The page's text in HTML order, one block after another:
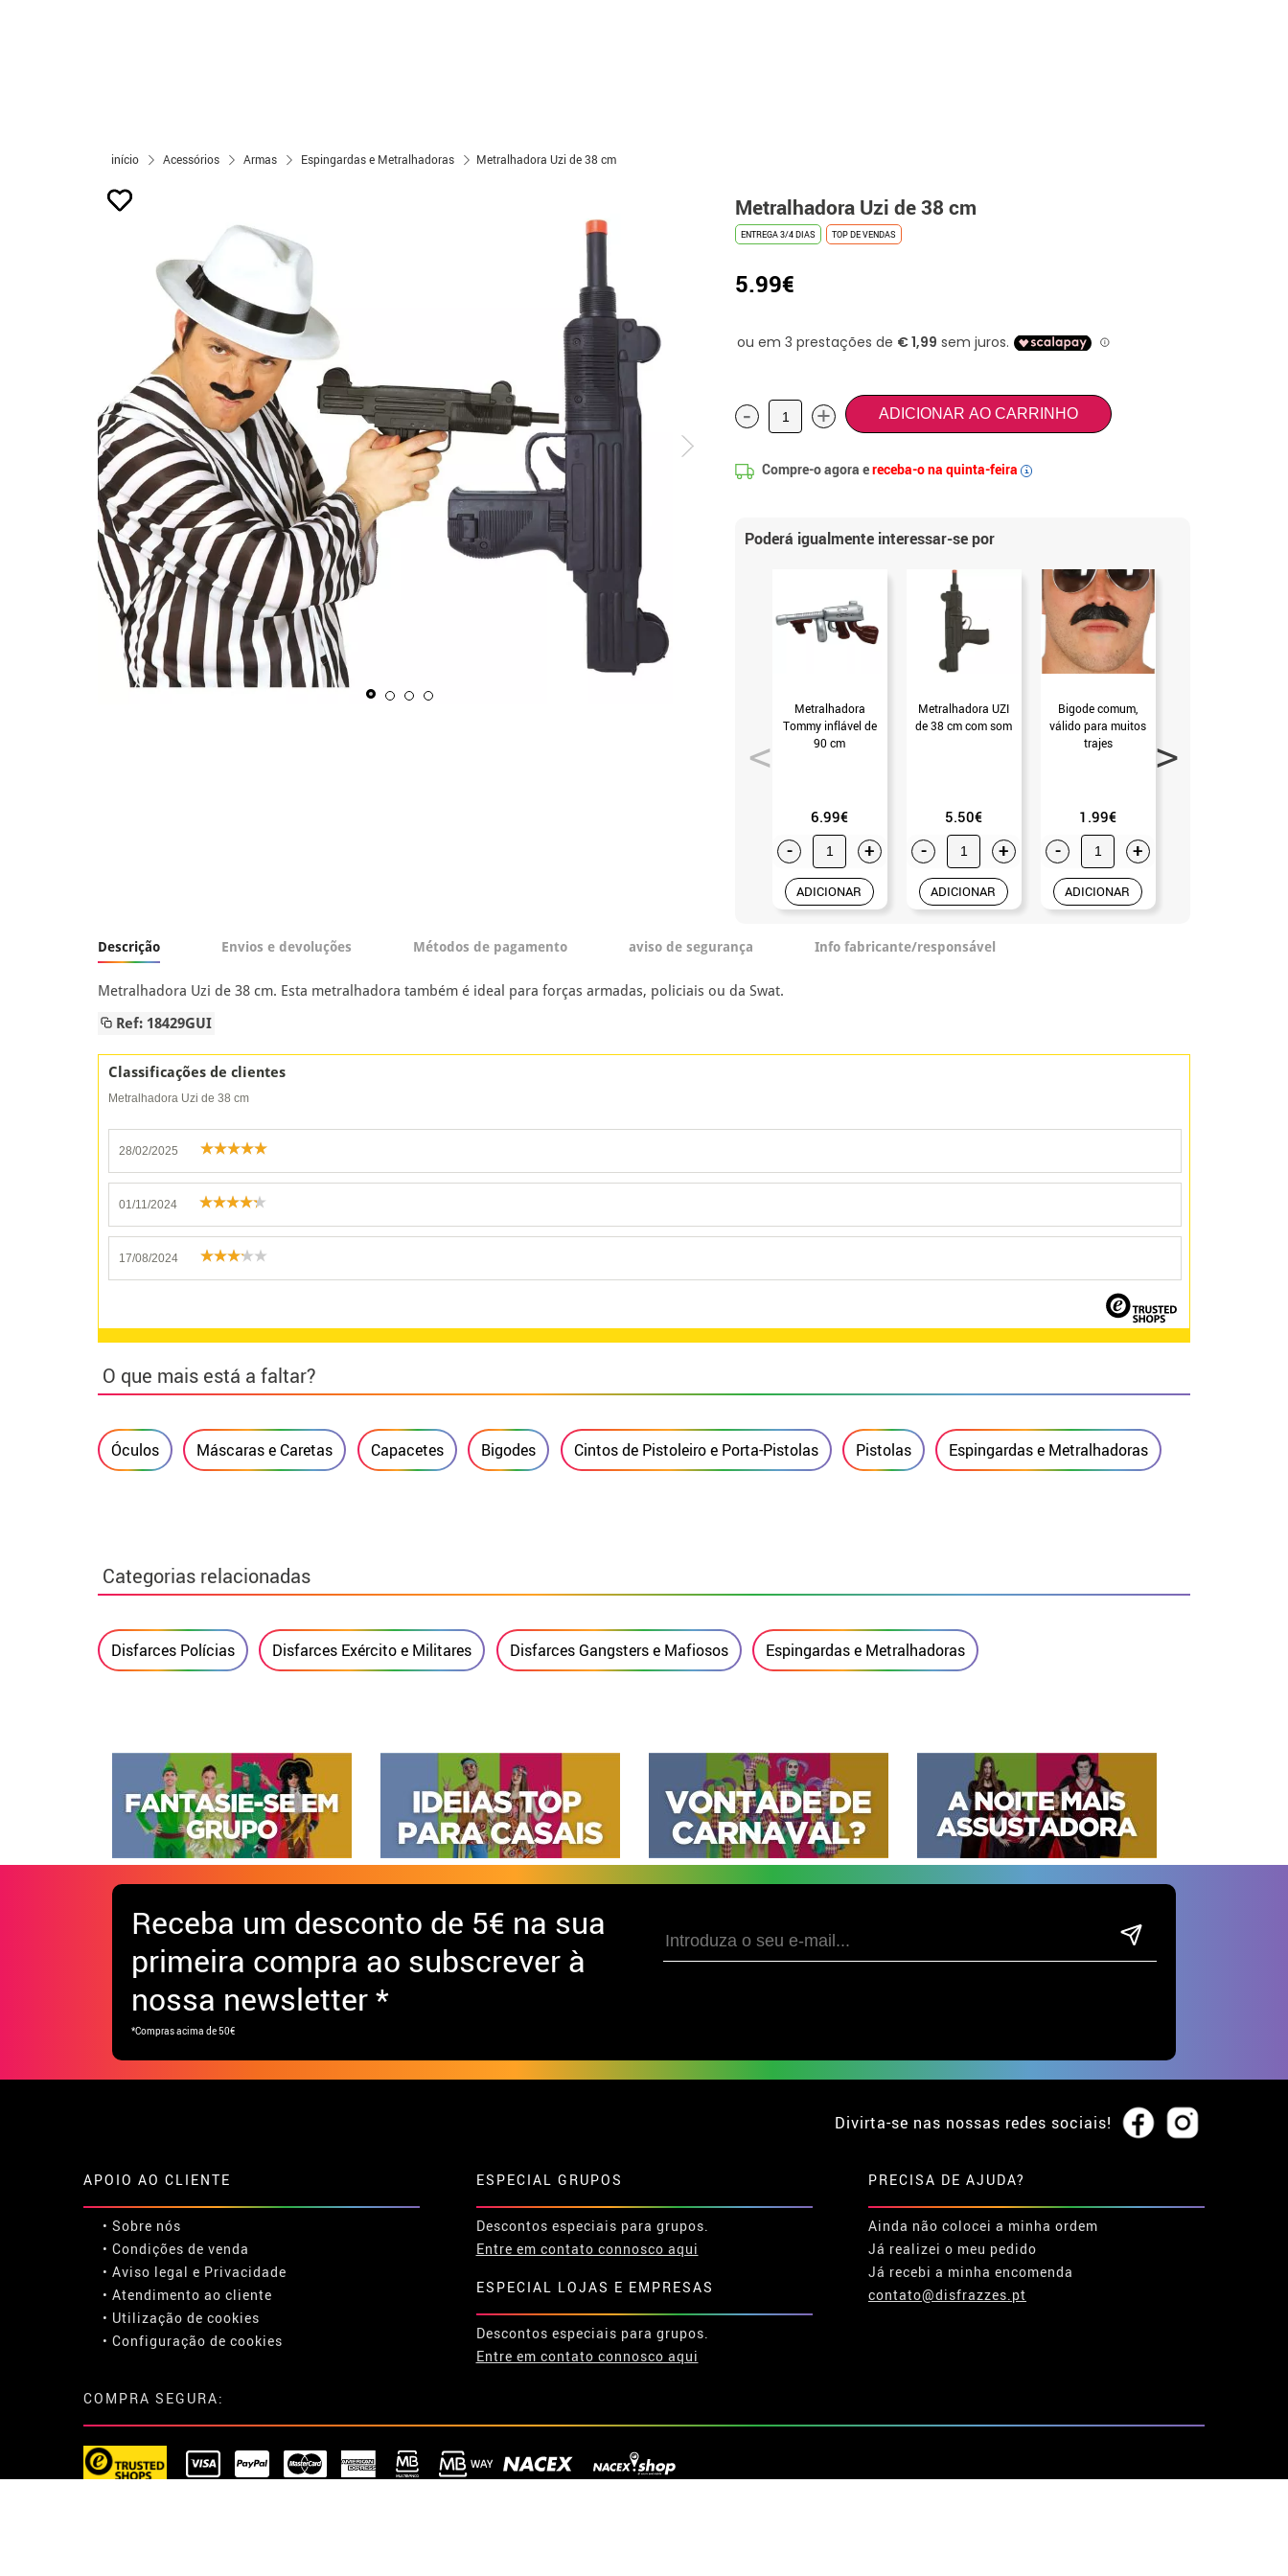
início Acessórios Armas Espingardas e Metralhadoras Metralhadora Uzi de 38 cm
Metralhadora Uzi de 38 cm
ENTREGA 3/4 DIAS TOP DE VENDAS
5.99€
- + ADICIONAR AO CARRINHO
Compre-o agora ereceba-o na quinta-feira i
Poderá igualmente interessar-se por
Metralhadora
Tommy inflável de
90 cm
6.99€
- +
ADICIONAR
Metralhadora UZI
de 38 cm com som
5.50€
- +
ADICIONAR
Bigode comum,
válido para muitos
trajes
1.99€
- +
ADICIONAR
Descrição Envios e devoluções Métodos de pagamento aviso de segurança Info fabricante/responsável
Metralhadora Uzi de 38 cm. Esta metralhadora também é ideal para forças armadas, policiais ou da Swat.
Ref: 18429GUI
Classificações de clientes
Metralhadora Uzi de 38 cm
28/02/2025
01/11/2024
17/08/2024
O que mais está a faltar?
Óculos Máscaras e Caretas Capacetes Bigodes Cintos de Pistoleiro e Porta-Pistolas Pistolas Espingardas e Metralhadoras
Categorias relacionadas
Disfarces Polícias Disfarces Exército e Militares Disfarces Gangsters e Mafiosos Espingardas e Metralhadoras
Receba um desconto de 5€ na sua
primeira compra ao subscrever à
nossa newsletter *
*Compras acima de 50€
Divirta-se nas nossas redes sociais!
APOIO AO CLIENTE
• Sobre nós
• Condições de venda
• Aviso legal e Privacidade
• Atendimento ao cliente
• Utilização de cookies
• Configuração de cookies
ESPECIAL GRUPOS
Descontos especiais para grupos.
Entre em contato connosco aqui
ESPECIAL LOJAS E EMPRESAS
Descontos especiais para grupos.
Entre em contato connosco aqui
PRECISA DE AJUDA?
Ainda não colocei a minha ordem
Já realizei o meu pedido
Já recebi a minha encomenda
contato@disfrazzes.pt
COMPRA SEGURA: